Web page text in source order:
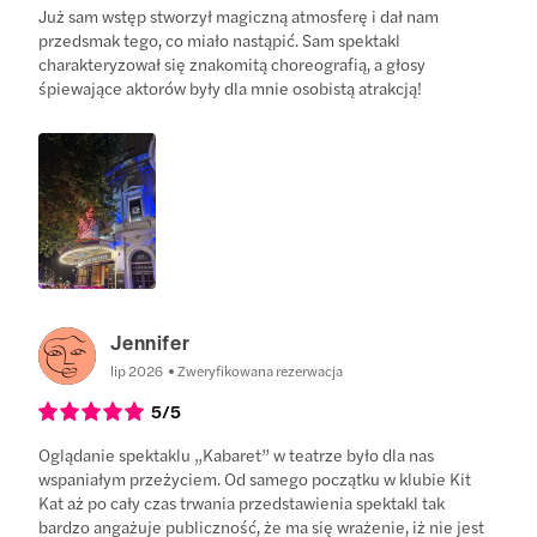
Już sam wstęp stworzył magiczną atmosferę i dał nam
przedsmak tego, co miało nastąpić. Sam spektakl
charakteryzował się znakomitą choreografią, a głosy
śpiewające aktorów były dla mnie osobistą atrakcją!
Jennifer
lip 2026 Zweryfikowana rezerwacja
5/5
Oglądanie spektaklu „Kabaret” w teatrze było dla nas
wspaniałym przeżyciem. Od samego początku w klubie Kit
Kat aż po cały czas trwania przedstawienia spektakl tak
bardzo angażuje publiczność, że ma się wrażenie, iż nie jest